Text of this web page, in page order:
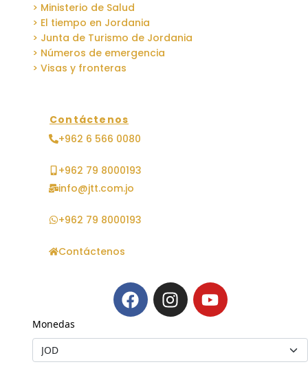
> Ministerio de Salud
> El tiempo en Jordania
> Junta de Turismo de Jordania
> Números de emergencia
> Visas y fronteras
Contáctenos
+962 6 566 0080
+962 79 8000193
info@jtt.com.jo
+962 79 8000193
Contáctenos
Monedas